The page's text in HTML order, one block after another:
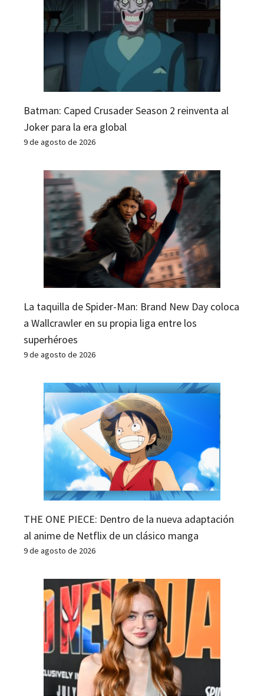
Batman: Caped Crusader Season 2 reinventa al
Joker para la era global
9 de agosto de 2026
La taquilla de Spider-Man: Brand New Day coloca
a Wallcrawler en su propia liga entre los
superhéroes
9 de agosto de 2026
THE ONE PIECE: Dentro de la nueva adaptación
al anime de Netflix de un clásico manga
9 de agosto de 2026